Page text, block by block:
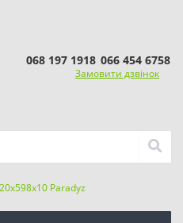
068 197 1918 066 454 6758
Замовити дзвінок
Paradyz